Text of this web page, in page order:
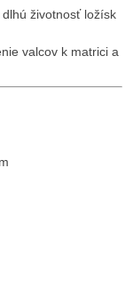
životnosť ložísk
valcov k matrici a